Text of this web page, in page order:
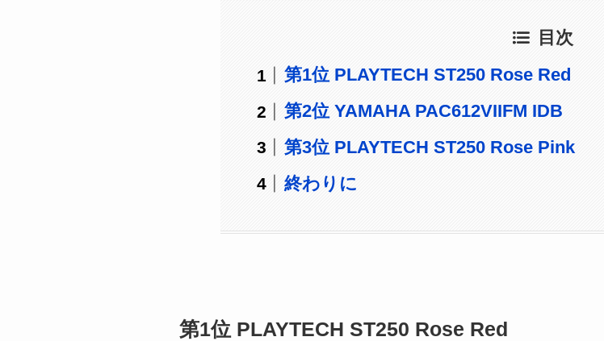
目次
第1位 PLAYTECH ST250 Rose Red
第2位 YAMAHA PAC612VIIFM IDB
第3位 PLAYTECH ST250 Rose Pink
終わりに
第1位 PLAYTECH ST250 Rose Red